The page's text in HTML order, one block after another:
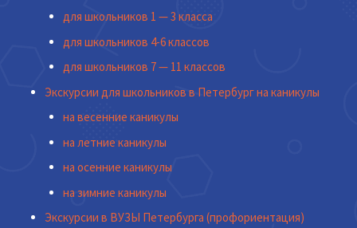
для школьников 1 — 3 класса
для школьников 4-6 классов
для школьников 7 — 11 классов
Экскурсии для школьников в Петербург на каникулы
на весенние каникулы
на летние каникулы
на осенние каникулы
на зимние каникулы
Экскурсии в ВУЗЫ Петербурга (профориентация)